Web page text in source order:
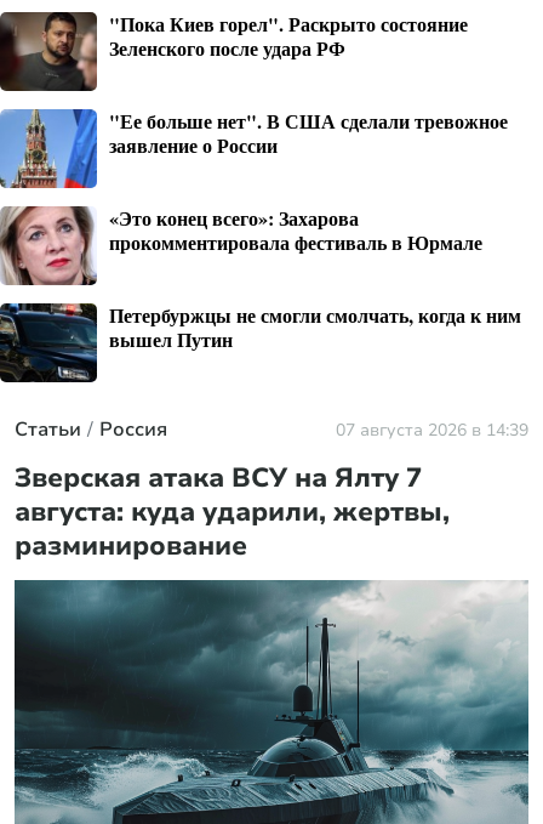
"Пока Киев горел". Раскрыто состояние
Зеленского после удара РФ
"Ее больше нет". В США сделали тревожное
заявление о России
«Это конец всего»: Захарова
прокомментировала фестиваль в Юрмале
Петербуржцы не смогли смолчать, когда к ним
вышел Путин
Статьи Россия 07 августа 2026 в 14:39
Зверская атака ВСУ на Ялту 7
августа: куда ударили, жертвы,
разминирование